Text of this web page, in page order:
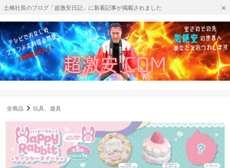
土橋社長のブログ「超激安日記」に新着記事が掲載されました
全商品 玩具、遊具